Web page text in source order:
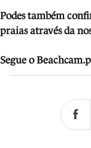
Podes também
praias através da
Segue o